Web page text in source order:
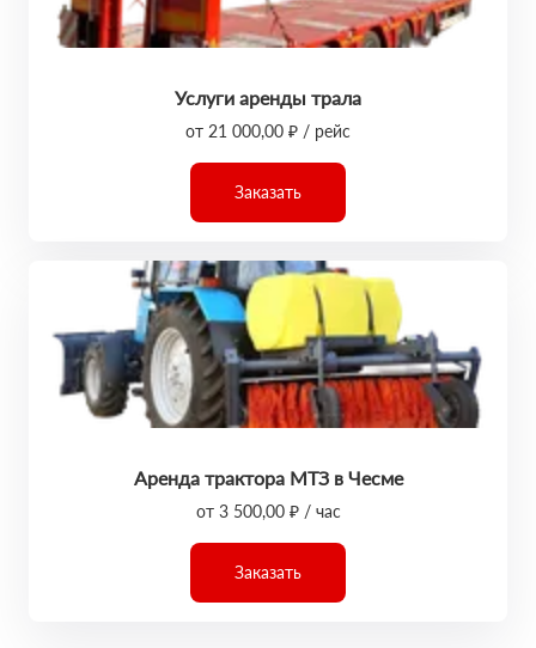
Услуги аренды трала
от 21 000,00 ₽ / рейс
Заказать
Аренда трактора МТЗ в Чесме
от 3 500,00 ₽ / час
Заказать